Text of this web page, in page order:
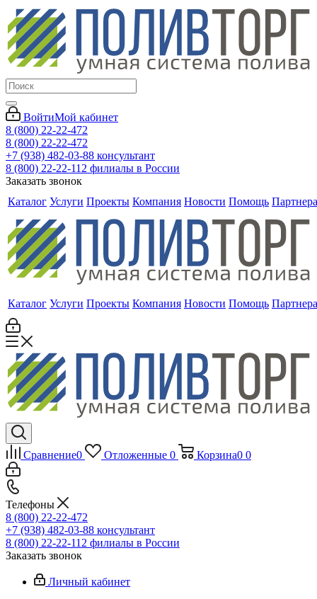
ВойтиМой кабинет
8 (800) 22-22-472
8 (800) 22-22-472
+7 (938) 482-03-88 консультант
8 (800) 22-22-112 филиалы в России
Заказать звонок
Каталог Услуги Проекты Компания Новости Помощь
Каталог Услуги Проекты Компания Новости Помощь
Сравнение0 Отложенные 0 Корзина0 0
Телефоны
8 (800) 22-22-472
+7 (938) 482-03-88 консультант
8 (800) 22-22-112 филиалы в России
Заказать звонок
Личный кабинет